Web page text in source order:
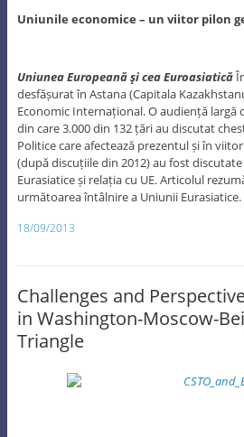
Uniunile economice – un viitor pilon
Uniunea Europeană şi cea Euroasiatică
desfășurat în Astana (Capitala
Economic Internațional. O audiență largă
din care 3.000 din 132 țări au discutat
Politice care afectează prezentul și în
(după discuțiile din 2012) au fost
Eurasiatice și relația cu UE. Articolul
următoarea întâlnire a Uniunii Eurasiatice.
18/09/2013
Challenges and
in Washington-Moscow-
Triangle